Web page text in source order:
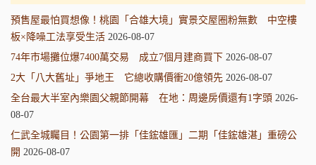
預售屋最怕買想像！桃園「合雄大境」實景交屋圈粉無數 中空樓
板×降噪工法享受生活 2026-08-07
74年市場攤位爆7400萬交易 成立7個月建商買下 2026-08-07
2大「八大舊址」爭地王 它總收購價衝20億領先 2026-08-07
全台最大半室內樂園父親節開幕 在地：周邊房價還有1字頭 2026-
08-07
仁武全城矚目！公園第一排「佳鋐雄匯」二期「佳鋐雄湛」重磅公
開 2026-08-07